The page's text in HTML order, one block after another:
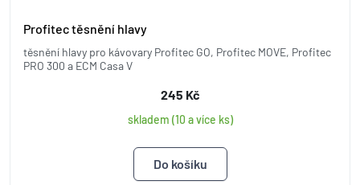
Profitec těsnění hlavy
těsnění hlavy pro kávovary Profitec GO, Profitec MOVE, Profitec
PRO 300 a ECM Casa V
245 Kč
skladem (10 a více ks)